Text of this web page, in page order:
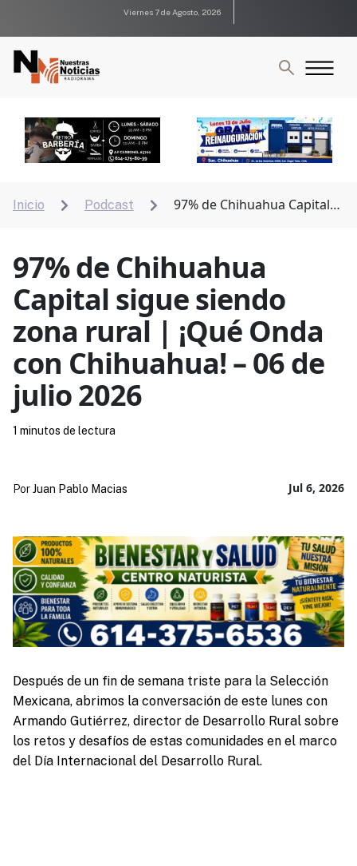
Viernes 7 de Agosto, 2026
Inicio  Podcast 
97% de Chihuahua Capital
97% de Chihuahua
Capital sigue siendo
zona rural | ¡Qué Onda
con Chihuahua! – 06 de
julio 2026
Jul 6, 2026
PorJuan Pablo Macias
1 minutos de lectura
Después de un fin de semana triste para la Selección
Mexicana, abrimos la conversación de este lunes con
Armando Gutiérrez, director de Desarrollo Rural sobre
los retos y desafíos de estas comunidades en el marco
del Día Internacional del Desarrollo Rural.